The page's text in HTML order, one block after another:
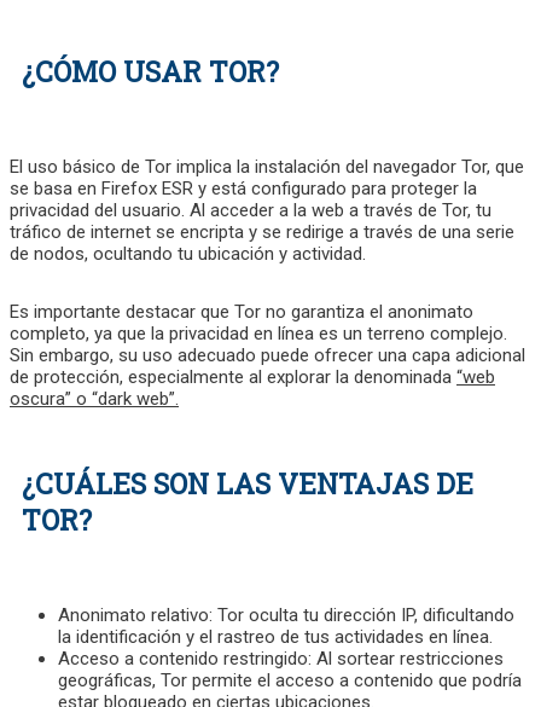
¿CÓMO USAR TOR?
El uso básico de Tor implica la instalación del navegador Tor, que
se basa en Firefox ESR y está configurado para proteger la
privacidad del usuario. Al acceder a la web a través de Tor, tu
tráfico de internet se encripta y se redirige a través de una serie
de nodos, ocultando tu ubicación y actividad.
Es importante destacar que Tor no garantiza el anonimato
completo, ya que la privacidad en línea es un terreno complejo.
Sin embargo, su uso adecuado puede ofrecer una capa adicional
de protección, especialmente al explorar la denominada “web
oscura” o “dark web”.
¿CUÁLES SON LAS VENTAJAS DE
TOR?
Anonimato relativo: Tor oculta tu dirección IP, dificultando
la identificación y el rastreo de tus actividades en línea.
Acceso a contenido restringido: Al sortear restricciones
geográficas, Tor permite el acceso a contenido que podría
estar bloqueado en ciertas ubicaciones.